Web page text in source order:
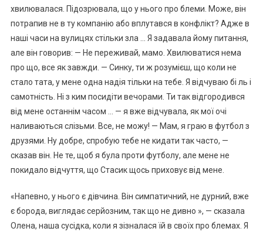
хвилювалася. Підозрювала, що у нього про блеми. Може, він
потрапив не в ту компанію або вплутався в конфлікт? Адже в
наші часи на вулицях стільки зла … Я задавала йому питання,
але він говорив: — Не переживай, мамо. Хвилюватися нема
про що, все як завжди. — Синку, ти ж розумієш, що коли не
стало тата, у мене одна надія тільки на тебе. Я відчуваю бі ль і
самотність. Ні з ким посидіти вечорами. Ти так відгородився
від мене останнім часом … — я вже відчувала, як мої очі
наливаються слізьми. Все, не можу! — Мам, я граю в футбол з
друзями. Ну добре, спробую тебе не кидати так часто, —
сказав він. Не те, щоб я була проти футболу, але мене не
покидало відчуття, що Стасик щось приховує від мене.
«Напевно, у нього є дівчина. Він симпатичний, не дурний, вже
є борода, виглядає серйозним, так що не дивно », — сказала
Олена, наша сусідка, коли я зізналася їй в своїх про блемах. Я